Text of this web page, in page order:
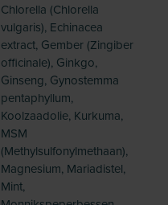
Chlorella (Chlorella
vulgaris), Echinacea
extract, Gember (Zingiber
officinale), Ginkgo,
Ginseng, Gynostemma
pentaphyllum,
Koolzaadolie, Kurkuma,
MSM
(Methylsulfonylmethaan),
Magnesium, Mariadistel,
Mint,